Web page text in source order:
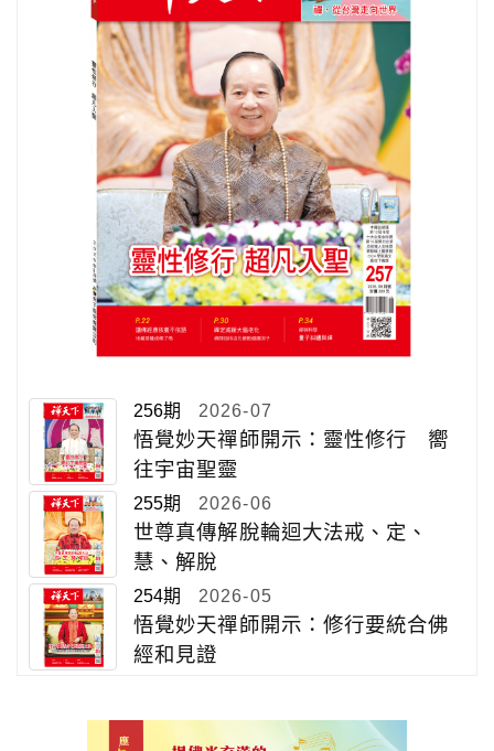
256期 2026-07
悟覺妙天禪師開示：靈性修行 嚮
往宇宙聖靈
255期 2026-06
世尊真傳解脫輪迴大法戒、定、
慧、解脫
254期 2026-05
悟覺妙天禪師開示：修行要統合佛
經和見證